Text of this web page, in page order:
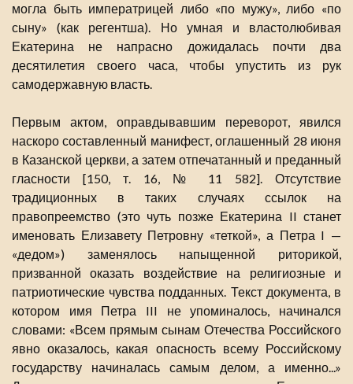
могла быть императрицей либо «по мужу», либо «по
сыну» (как регентша). Но умная и властолюбивая
Екатерина не напрасно дожидалась почти два
десятилетия своего часа, чтобы упустить из рук
самодержавную власть.
Первым актом, оправдывавшим переворот, явился
наскоро составленный манифест, оглашенный 28 июня
в Казанской церкви, а затем отпечатанный и преданный
гласности [150, т. 16, № 11 582]. Отсутствие
традиционных в таких случаях ссылок на
правопреемство (это чуть позже Екатерина II станет
именовать Елизавету Петровну «теткой», а Петра I —
«дедом») заменялось напыщенной риторикой,
призванной оказать воздействие на религиозные и
патриотические чувства подданных. Текст документа, в
котором имя Петра III не упоминалось, начинался
словами: «Всем прямым сынам Отечества Российского
явно оказалось, какая опасность всему Российскому
государству начиналась самым делом, а именно...»